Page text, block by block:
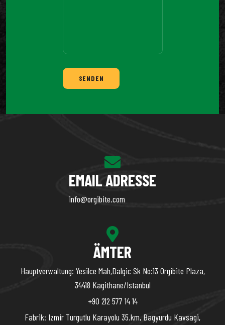
SENDEN
EMAIL ADRESSE
info@orgibite.com
ÄMTER
Hauptverwaltung: Yesilce Mah,Dalgic Sk No:13 Orgibite Plaza,
34418 Kagithane/Istanbul
+90 212 577 14 14
Fabrik: Izmir Turgutlu Karayolu 35.km, Bagyurdu Kavsagi,